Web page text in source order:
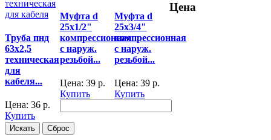
Труба пнд
63х2,5
техническая
для
кабеля...
Цена: 36 р.
Купить
Муфта d
25x1/2"
компрессионная
с наруж.
резьбой...
Цена: 39 р.
Купить
Муфта d
25x3/4"
компрессионная
с наруж.
резьбой...
Цена: 39р.
Купить
Цена